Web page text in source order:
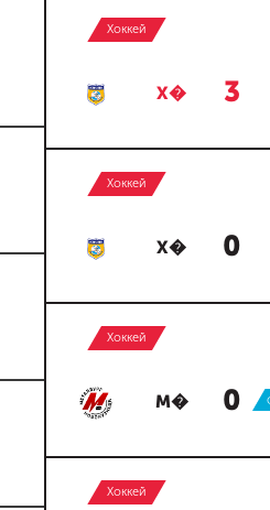
Хоккей
Х� 3
Хоккей
Х� 0
Хоккей
М� 0
Хоккей